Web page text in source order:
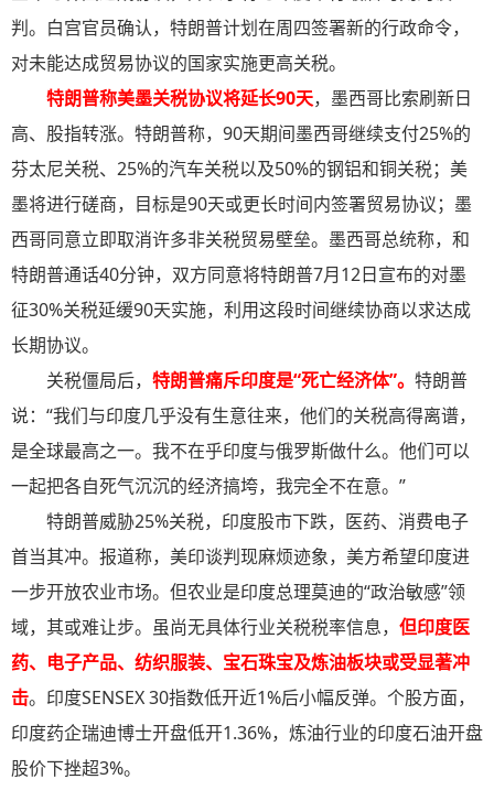
判。白宫官员确认，特朗普计划在周四签署新的行政命令，
对未能达成贸易协议的国家实施更高关税。
特朗普称美墨关税协议将延长90天，墨西哥比索刷新日
高、股指转涨。特朗普称，90天期间墨西哥继续支付25%的
芬太尼关税、25%的汽车关税以及50%的钢铝和铜关税；美
墨将进行磋商，目标是90天或更长时间内签署贸易协议；墨
西哥同意立即取消许多非关税贸易壁垒。墨西哥总统称，和
特朗普通话40分钟，双方同意将特朗普7月12日宣布的对墨
征30%关税延缓90天实施，利用这段时间继续协商以求达成
长期协议。
关税僵局后， 特朗普痛斥印度是“死亡经济体”。 特朗普
说：“我们与印度几乎没有生意往来，他们的关税高得离谱，
是全球最高之一。我不在乎印度与俄罗斯做什么。他们可以
一起把各自死气沉沉的经济搞垮，我完全不在意。”
特朗普威胁25%关税，印度股市下跌，医药、消费电子
首当其冲。报道称，美印谈判现麻烦迹象，美方希望印度进
一步开放农业市场。但农业是印度总理莫迪的“政治敏感”领
域，其或难让步。虽尚无具体行业关税税率信息， 但印度医
药、电子产品、纺织服装、宝石珠宝及炼油板块或受显著冲
击。印度SENSEX 30指数低开近1%后小幅反弹。个股方面，
印度药企瑞迪博士开盘低开1.36%，炼油行业的印度石油开盘
股价下挫超3%。